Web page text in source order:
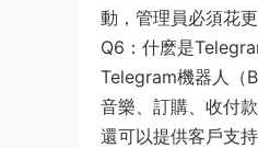
動，管理員必須花
Q6：什麽是
Telegram機器人（
音樂、訂購、收付款
還可以提供客戶支